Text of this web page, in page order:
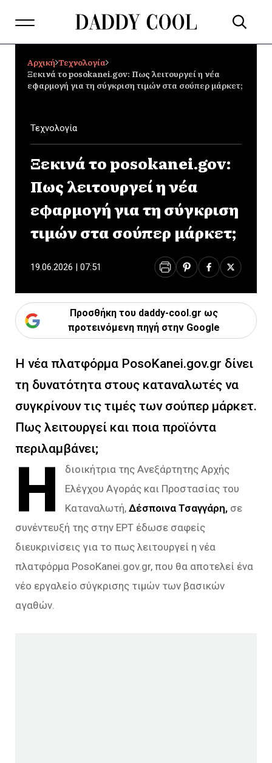
Αρχική Τεχνολογία
Ξεκινά το posokanei.gov: Πως λειτουργεί η νέα
εφαρμογή για τη σύγκριση τιμών στα σούπερ μάρκετ;
Τεχνολογία
Ξεκινά το posokanei.gov:
Πως λειτουργεί η νέα
εφαρμογή για τη σύγκριση
τιμών στα σούπερ μάρκετ;
19.06.2026 | 07:51
Προσθήκη του daddy-cool.gr ως
προτεινόμενη πηγή στην Google
Η νέα πλατφόρμα PosoKanei.gov.gr δίνει
τη δυνατότητα στους καταναλωτές να
συγκρίνουν τις τιμές των σούπερ μάρκετ.
Πως λειτουργεί και ποια προϊόντα
περιλαμβάνει;
Η
διοικήτρια της Ανεξάρτητης Αρχής
Ελέγχου Αγοράς και Προστασίας του
Καταναλωτή,Δέσποινα Τσαγγάρη, σε
συνέντευξή της στην ΕΡΤ έδωσε σαφείς
διευκρινίσεις για το πως λειτουργεί η νέα
πλατφόρμα PosoKanei.gov.gr, που θα αποτελεί ένα
νέο εργαλείο σύγκρισης τιμών των βασικών
αγαθών.